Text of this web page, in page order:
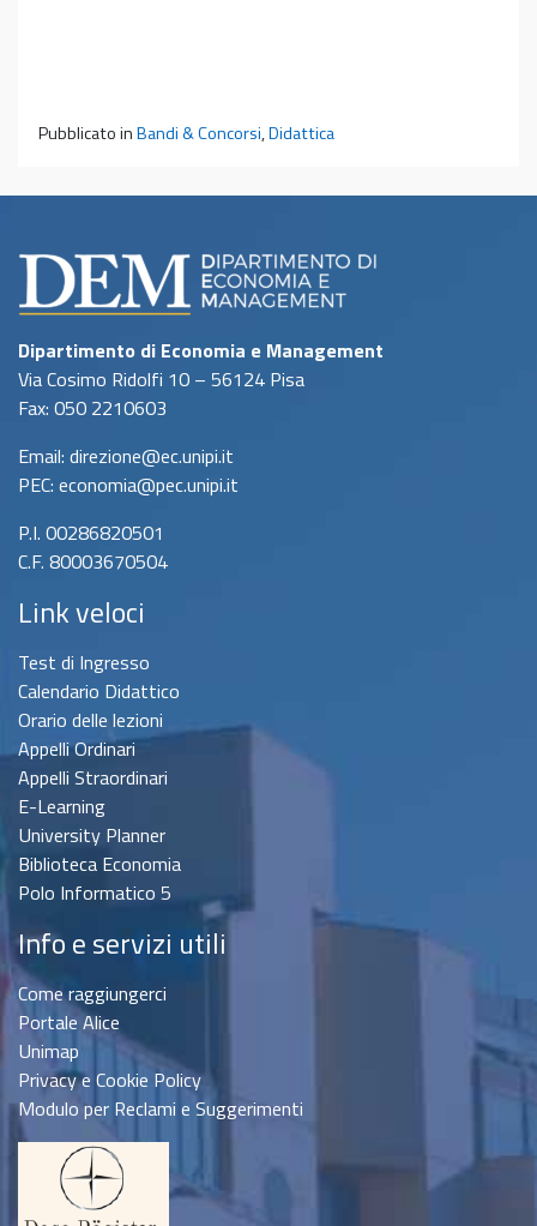
Pubblicato inBandi & Concorsi,Didattica
Dipartimento di Economia e Management
Via Cosimo Ridolfi 10 – 56124 Pisa
Fax: 050 2210603
Email: direzione@ec.unipi.it
PEC: economia@pec.unipi.it
P.I. 00286820501
C.F. 80003670504
Link veloci
Test di Ingresso
Calendario Didattico
Orario delle lezioni
Appelli Ordinari
Appelli Straordinari
E-Learning
University Planner
Biblioteca Economia
Polo Informatico 5
Info e servizi utili
Come raggiungerci
Portale Alice
Unimap
Privacy e Cookie Policy
Modulo per Reclami e Suggerimenti